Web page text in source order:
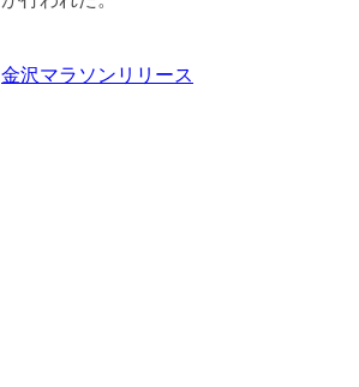
金沢マラソンリリース